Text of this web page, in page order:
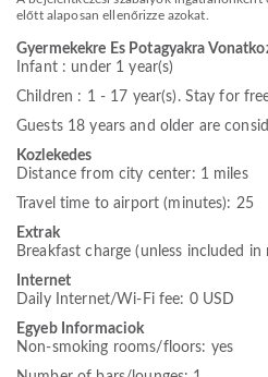
előtt alaposan ellenőrizze azokat.
Gyermekekre Es Potagyakra
Infant : under 1 year(s)
Children : 1 - 17 year(s). Stay for
Guests 18 years and older are
Kozlekedes
Distance from city center: 1 miles
Travel time to airport (minutes): 25
Extrak
Breakfast charge (unless included
Internet
Daily Internet/Wi-Fi fee: 0 USD
Egyeb Informaciok
Non-smoking rooms/floors: yes